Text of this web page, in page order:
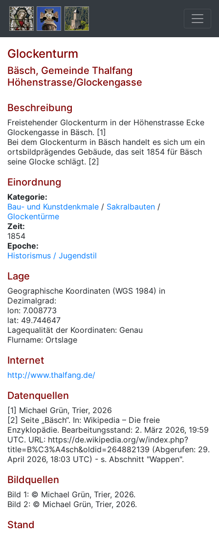
Glockenturm
Bäsch, Gemeinde Thalfang
Höhenstrasse/Glockengasse
Beschreibung
Freistehender Glockenturm in der Höhenstrasse Ecke
Glockengasse in Bäsch. [1]
Bei dem Glockenturm in Bäsch handelt es sich um ein
ortsbildprägendes Gebäude, das seit 1854 für Bäsch
seine Glocke schlägt. [2]
Einordnung
Kategorie:
Bau- und Kunstdenkmale / Sakralbauten /
Glockentürme
Zeit:
1854
Epoche:
Historismus / Jugendstil
Lage
Geographische Koordinaten (WGS 1984) in
Dezimalgrad:
lon: 7.008773
lat: 49.744647
Lagequalität der Koordinaten: Genau
Flurname: Ortslage
Internet
http://www.thalfang.de/
Datenquellen
[1] Michael Grün, Trier, 2026
[2] Seite „Bäsch“. In: Wikipedia – Die freie
Enzyklopädie. Bearbeitungsstand: 2. März 2026, 19:59
UTC. URL: https://de.wikipedia.org/w/index.php?
title=B%C3%A4sch&oldid=264882139 (Abgerufen: 29.
April 2026, 18:03 UTC) - s. Abschnitt "Wappen".
Bildquellen
Bild 1: © Michael Grün, Trier, 2026.
Bild 2: © Michael Grün, Trier, 2026.
Stand